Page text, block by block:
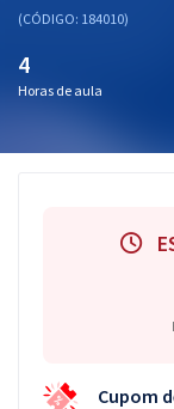
(CÓDIGO: 184010)
4
Horas de aula
Cupom